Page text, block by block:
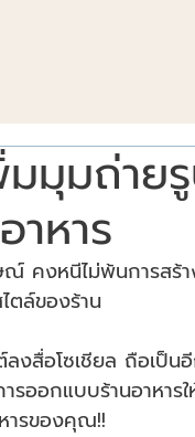
มุมถ่าย
หาร
ณ์ คงหนีไม่พ้นการสร้
ตล์ของร้าน
งสื่อโซเชียล ถือเป็
รออกแบบร้านอาหาร
ารของคุณ!!